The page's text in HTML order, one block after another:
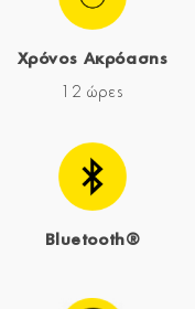
Χρόνος Ακρόασης
12 ώρες
Bluetooth®